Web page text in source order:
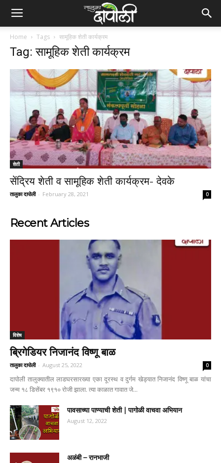
Home Tags सामूहिक शेती कार्यक्रम
Tag: सामूहिक शेती कार्यक्रम
शेती
सेंद्रिय शेती व सामूहिक शेती कार्यक्रम- देवके
तालुका दापोली - February 28, 2021 0
Recent Articles
विशेष
ब्रिगेडियर निजानंद विष्णू बाळ
तालुका दापोली - August 25, 2022 0
दापोली तालुक्यातील लाडघरसारख्या एका दूरस्थ व दुर्गम खेड्यात निजानंद विष्णू बाळ यांचा
जन्म १८ डिसेंबर १९१० रोजी झाला. त्या काळात गावात जे...
पावसाच्या पाण्याची शेती | पागोळी वाचवा अभियान
August 12, 2022
अळंबी – रानभाजी